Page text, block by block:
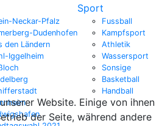
Neckar-Pfalz
Dudenhofen
den Ländern
Iggelheim
Sport
Fussball
Kampfsport
Athletik
Wassersport
Sonsige
Basketball
Handball
Website. Einige von ihnen
der Seite, während andere